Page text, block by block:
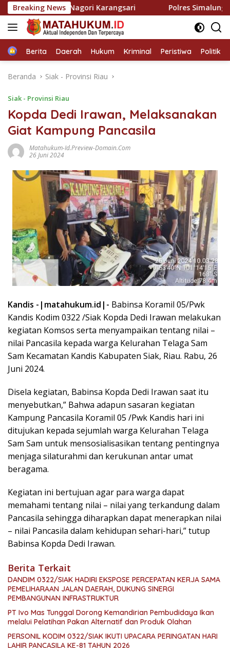
Langsung
ke
konten
Breaking News
Sabu di Nagori Karangsari Polres Simalungun
HomeBerita Daerah Hukum Kriminal Peristiwa Politik
Beranda Siak - Provinsi Riau
Siak - Provinsi Riau
Kopda Dedi Irawan, Melaksanakan
Giat Kampung Pancasila
Matahukum-Id.preview-Domain.com
26 Juni 2024
Kandis -|matahukum.id|- Babinsa Koramil 05/Pwk
Kandis Kodim 0322 /Siak Kopda Dedi Irawan melakukan
kegiatan Komsos serta menyampaikan tentang nilai –
nilai Pancasila kepada warga Kelurahan Telaga Sam
Sam Kecamatan Kandis Kabupaten Siak, Riau. Rabu, 26
Juni 2024.
Disela kegiatan, Babinsa Kopda Dedi Irawan saat itu
menyebutkan,” Bahwa adapun sasaran kegiatan
Kampung Pancasila Koramil 05 /Pwk Kandis hari ini
ditujukan kepada sejumlah warga Kelurahan Telaga
Sam Sam untuk mensosialisasikan tentang pentingnya
menjaga silaturahmi dan kerukunan antar umat
beragama.
Kegiatan ini bertujuan agar para warga dapat
memahami tentang nilai – nilai yang terkandung dalam
Pancasila sehingga diharapkan dapat menerapkan nilai
– nilai Pancasila dalam kehidupan sehari-hari,” tutup
Babinsa Kopda Dedi Irawan.
Berita Terkait
DANDIM 0322/SIAK HADIRI EKSPOSE PERCEPATAN KERJA SAMA
PEMELIHARAAN JALAN DAERAH, DUKUNG SINERGI
PEMBANGUNAN INFRASTRUKTUR
PT Ivo Mas Tunggal Dorong Kemandirian Pembudidaya Ikan
melalui Pelatihan Pakan Alternatif dan Produk Olahan
PERSONIL KODIM 0322/SIAK IKUTI UPACARA PERINGATAN HARI
LAHIR PANCASILA KE-81 TAHUN 2026